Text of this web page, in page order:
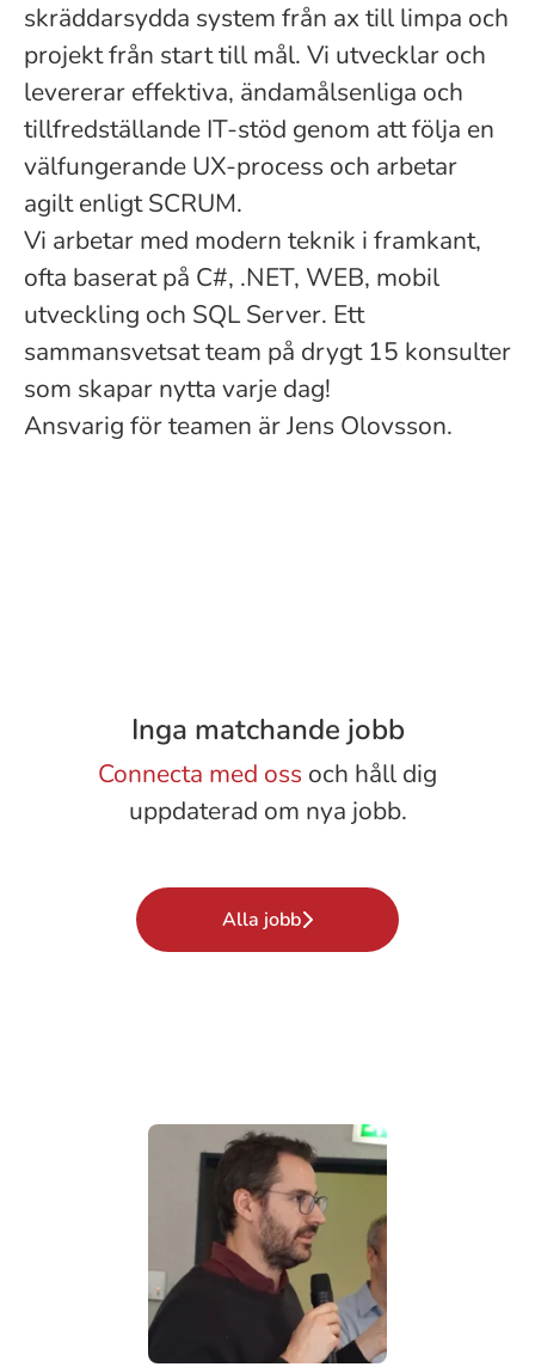
skräddarsydda system från ax till limpa och
projekt från start till mål. Vi utvecklar och
levererar effektiva, ändamålsenliga och
tillfredställande IT-stöd genom att följa en
välfungerande UX-process och arbetar
agilt enligt SCRUM.
Vi arbetar med modern teknik i framkant,
ofta baserat på C#, .NET, WEB, mobil
utveckling och SQL Server. Ett
sammansvetsat team på drygt 15 konsulter
som skapar nytta varje dag!
Ansvarig för teamen är Jens Olovsson.
Inga matchande jobb
Connecta med oss och håll dig
uppdaterad om nya jobb.
Alla jobb